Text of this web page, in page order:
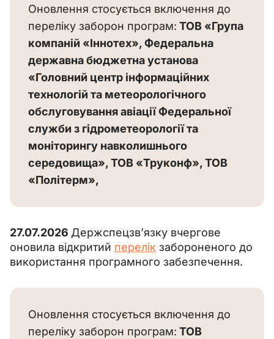
Оновлення стосується включення до
переліку заборон програм: ТОВ «Група
компаній «Іннотех», Федеральна
державна бюджетна установа
«Головний центр інформаційних
технологій та метеорологічного
обслуговування авіації Федеральної
служби з гідрометеорології та
моніторингу навколишнього
середовища», ТОВ «Труконф», ТОВ
«Політерм»,
27.07.2026 Держспецзв’язку вчергове
оновила відкритий перелік забороненого до
використання програмного забезпечення.
Оновлення стосується включення до
переліку заборон програм: ТОВ